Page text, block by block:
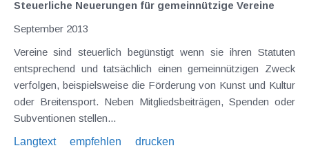
Steuerliche Neuerungen für gemeinnützige Vereine
September 2013
Vereine sind steuerlich begünstigt wenn sie ihren Statuten
entsprechend und tatsächlich einen gemeinnützigen Zweck
verfolgen, beispielsweise die Förderung von Kunst und Kultur
oder Breitensport. Neben Mitgliedsbeiträgen, Spenden oder
Subventionen stellen...
Langtext
empfehlen drucken